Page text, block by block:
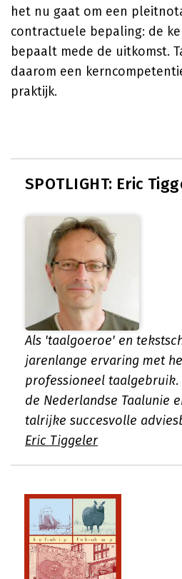
het nu gaat om een
contractuele bepaling: de
bepaalt mede de uitkomst.
daarom een
praktijk.
SPOTLIGHT: Eric
Als 'taalgoeroe' en
jarenlange ervaring met
professioneel
de Nederlandse Taalunie
talrijke succesvolle
Eric Tiggeler